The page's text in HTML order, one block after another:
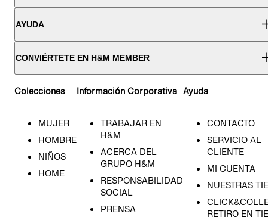
AYUDA
CONVIÉRTETE EN H&M MEMBER
Colecciones
MUJER
HOMBRE
NIÑOS
HOME
Información Corporativa
TRABAJAR EN
H&M
ACERCA DEL
GRUPO H&M
RESPONSABILIDAD
SOCIAL
PRENSA
Ayuda
CONTACTO
SERVICIO AL
CLIENTE
MI CUENTA
NUESTRAS
RETIRO EN